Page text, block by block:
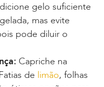
gelo suficiente
mas evite
pode diluir o
Capriche na
de limão, folhas